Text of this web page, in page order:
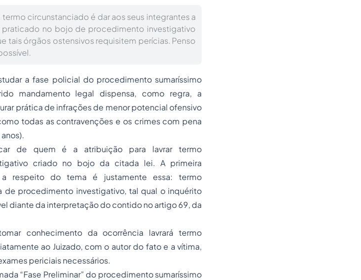
termo circunstanciado é dar aos seus integrantes a
no bojo de procedimento investigativo
tais órgãos ostensivos requisitem perícias. Penso
a fase policial do procedimento sumaríssimo
mandamento legal dispensa, como regra, a
prática de infrações de menor potencial ofensivo
todas as contravenções e os crimes com pena
de quem é a atribuição para lavrar termo
criado no bojo da citada lei. A primeira
respeito do tema é justamente essa: termo
de procedimento investigativo, tal qual o inquérito
diante da interpretação do contido no artigo 69, da
conhecimento da ocorrência lavrará termo
ao Juizado, com o autor do fato e a vítima,
periciais necessários.
“Fase Preliminar” do procedimento sumaríssimo